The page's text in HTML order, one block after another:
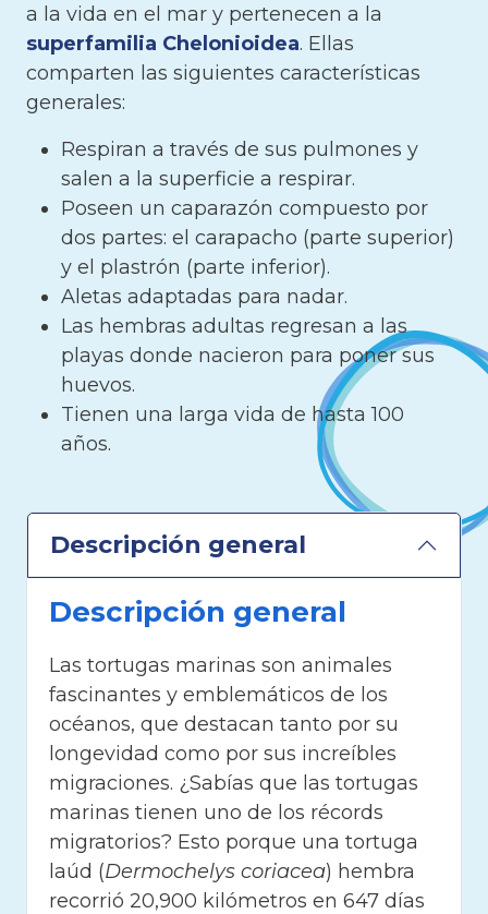
a la vida en el mar y pertenecen a la
superfamilia Chelonioidea. Ellas
comparten las siguientes características
generales:
Respiran a través de sus pulmones y
salen a la superficie a respirar.
Poseen un caparazón compuesto por
dos partes: el carapacho (parte superior)
y el plastrón (parte inferior).
Aletas adaptadas para nadar.
Las hembras adultas regresan a las
playas donde nacieron para poner sus
huevos.
Tienen una larga vida de hasta 100
años.
Descripción general
Descripción general
Las tortugas marinas son animales
fascinantes y emblemáticos de los
océanos, que destacan tanto por su
longevidad como por sus increíbles
migraciones. ¿Sabías que las tortugas
marinas tienen uno de los récords
migratorios? Esto porque una tortuga
laúd (Dermochelys coriacea) hembra
recorrió 20,900 kilómetros en 647 días